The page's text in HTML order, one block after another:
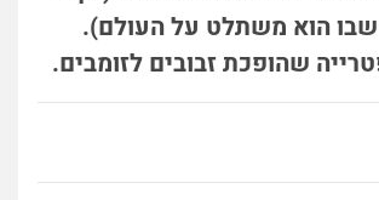
הוא משתלט על העולם).
שהופכת זבובים לזומבים.